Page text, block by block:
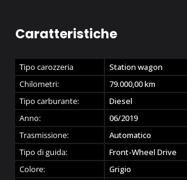
Caratteristiche
Tipo carozzeria
Station wagon
Chilometri:
79.000,00km
Tipo carburante:
Diesel
Anno:
06/2019
Trasmissione:
Automatico
Tipo di guida:
Front-Wheel Drive
Colore:
Grigio